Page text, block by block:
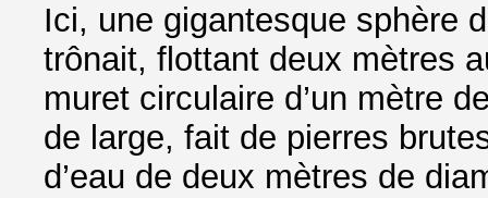
Ici, une gigantesque sphère
trônait, flottant deux mètres
muret circulaire d’un mètre
de large, fait de pierres
d’eau de deux mètres de